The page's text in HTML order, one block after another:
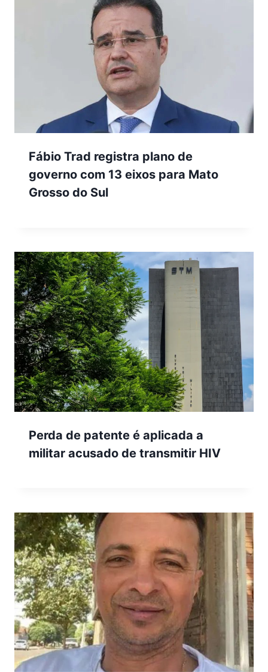
Fábio Trad registra plano de
governo com 13 eixos para Mato
Grosso do Sul
Perda de patente é aplicada a
militar acusado de transmitir HIV